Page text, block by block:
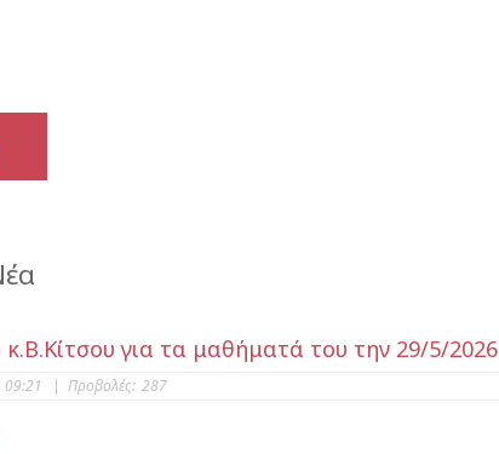
για τα μαθήματά του την 29/5/2026
| Προβολές: 287